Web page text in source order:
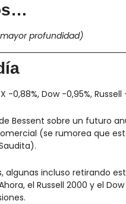
profundidad)
0,88%, Dow -0,95%, Russell
Bessent sobre un futuro
(se rumorea que
algunas incluso retirando
el Russell 2000 y el